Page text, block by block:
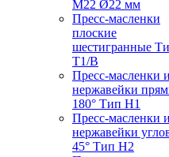
M22 Ø22 мм
Пресс-масленки
плоские
шестигранные
T1/B
Пресс-масленки
нержавейки
180° Тип H1
Пресс-масленки
нержавейки
45° Тип H2